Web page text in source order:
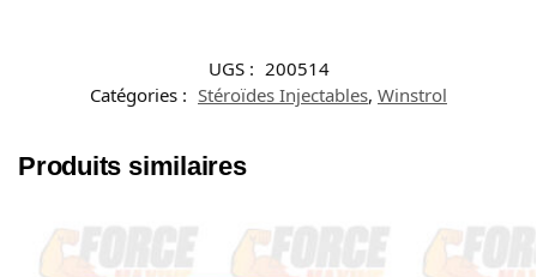
UGS : 200514
Catégories : Stéroïdes Injectables, Winstrol
Produits similaires